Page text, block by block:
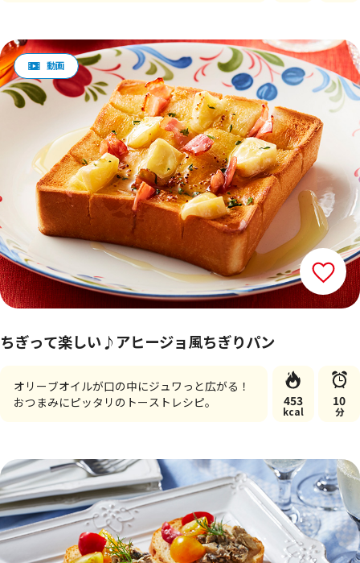
ちぎって楽しい♪アヒージョ風ちぎりパン
オリーブオイルが口の中にジュワっと広がる！
おつまみにピッタリのトーストレシピ。
453
kcal
10
分